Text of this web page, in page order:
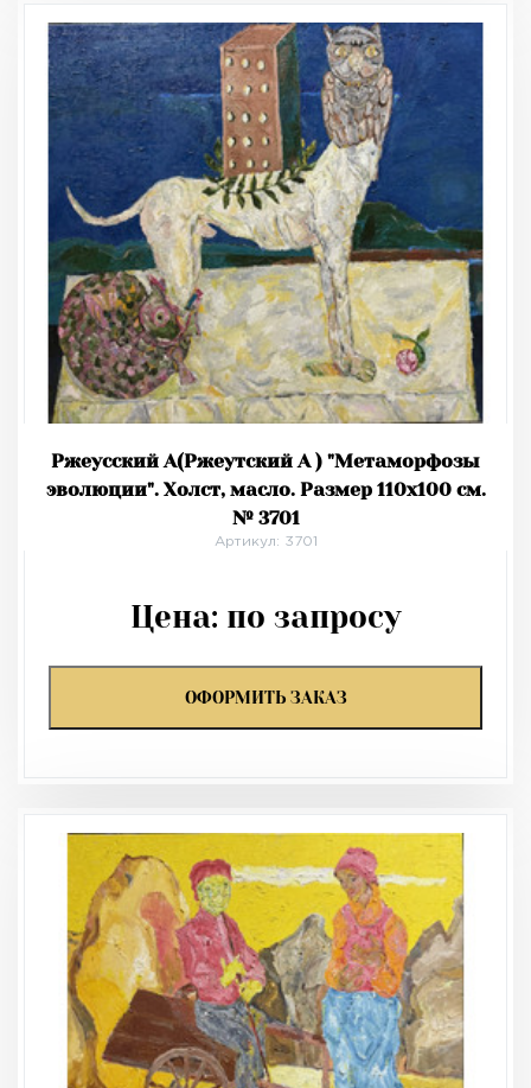
Ржеусский А(Ржеутский А ) "Метаморфозы
эволюции". Холст, масло. Размер 110х100 см.
№ 3701
Артикул: 3701
Цена: по запросу
ОФОРМИТЬ ЗАКАЗ